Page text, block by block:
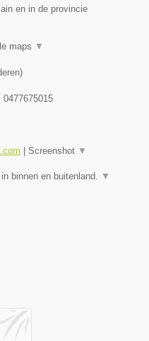
en in de provincie
maps ▼
)
0477675015
Screenshot ▼
binnen en buitenland. ▼